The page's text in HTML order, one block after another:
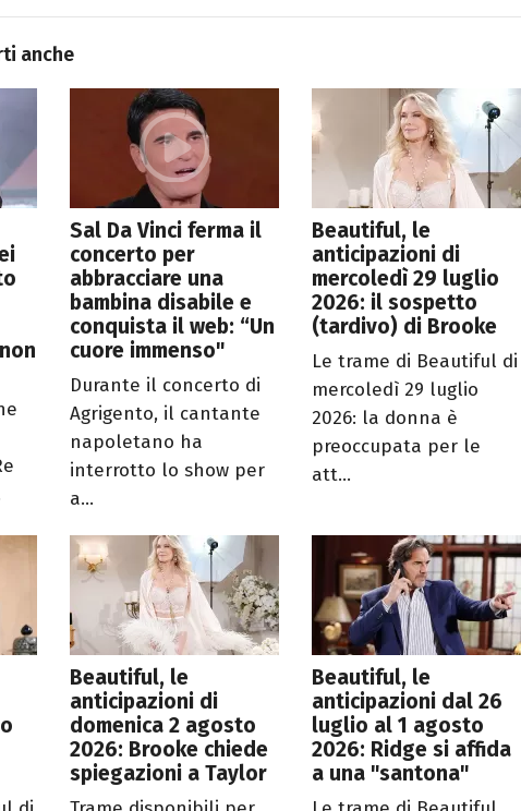
anche
Sal Da Vinci ferma il
concerto per
abbracciare una
bambina disabile e
conquista il web: “Un
cuore immenso"
Durante il concerto di
Agrigento, il cantante
napoletano ha
interrotto lo show per
a...
Beautiful, le
anticipazioni di
mercoledì 29 luglio
2026: il sospetto
(tardivo) di Brooke
Le trame di Beautiful di
mercoledì 29 luglio
2026: la donna è
preoccupata per le
att...
Beautiful, le
anticipazioni di
domenica 2 agosto
2026: Brooke chiede
spiegazioni a Taylor
Beautiful, le
anticipazioni dal 26
luglio al 1 agosto
2026: Ridge si affida
a una "santona"